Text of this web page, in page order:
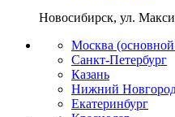
Новосибирск, ул.
Москва
Санкт-Петербург
Казань
Нижний
Екатеринбург